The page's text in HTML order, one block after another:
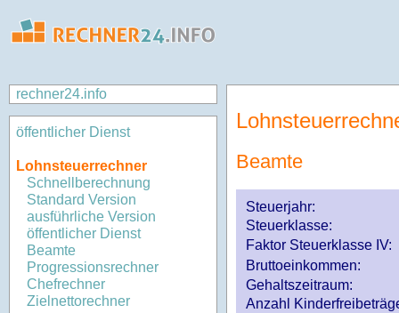
rechner24.info
öffentlicher Dienst
Lohnsteuerrechner
Schnellberechnung
Standard Version
ausführliche Version
öffentlicher Dienst
Beamte
Progressionsrechner
Chefrechner
Zielnettorechner
Beamte
Steuerjahr:
Steuerklasse:
Faktor Steuerklasse IV:
Bruttoeinkommen:
Gehaltszeitraum:
Anzahl